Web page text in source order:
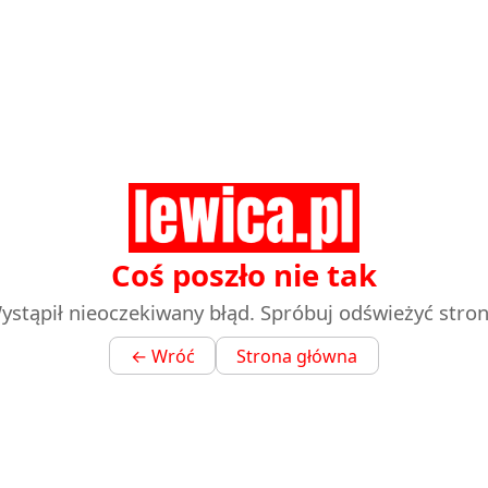
Coś poszło nie tak
nieoczekiwany błąd. Spróbuj odświeżyć
← Wróć Strona główna